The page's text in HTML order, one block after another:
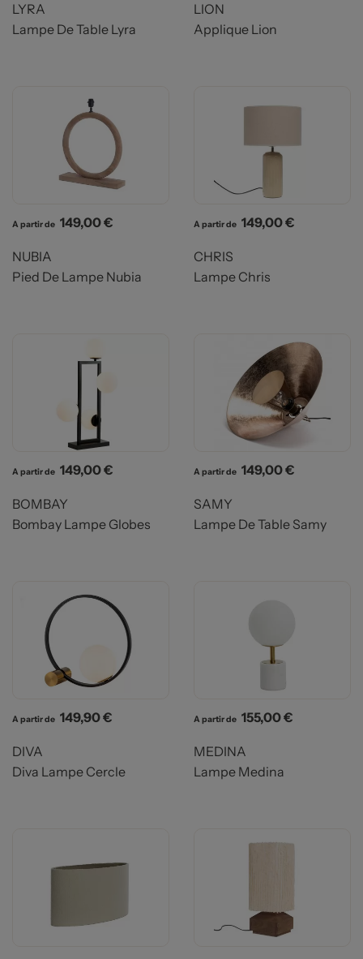
LYRA
Lampe De Table Lyra
LION
Applique Lion
A partir de Prix
149,00 €
NUBIA
Pied De Lampe Nubia
A partir de Prix
149,00 €
CHRIS
Lampe Chris
A partir de Prix
149,00 €
BOMBAY
Bombay Lampe Globes
A partir de Prix
149,00 €
SAMY
Lampe De Table Samy
A partir de Prix
149,90 €
DIVA
Diva Lampe Cercle
A partir de Prix
155,00 €
MEDINA
Lampe Medina